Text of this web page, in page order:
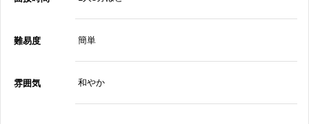
難易度 簡単
雰囲気 和やか